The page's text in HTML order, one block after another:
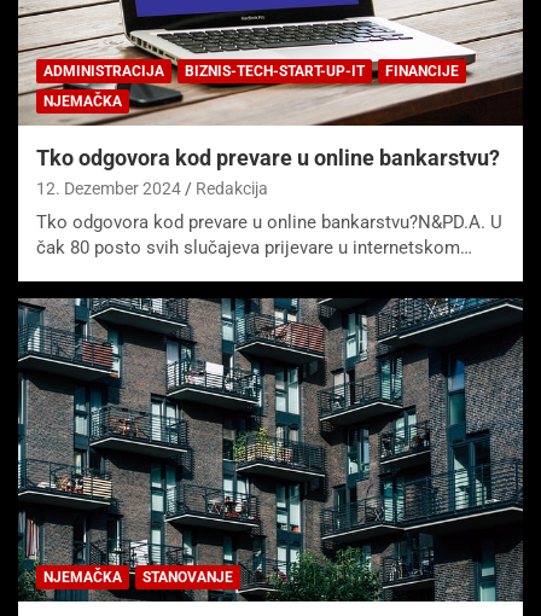
ADMINISTRACIJA BIZNIS-TECH-START-UP-IT
FINANCIJE
NJEMAČKA
Tko odgovora kod prevare u online bankarstvu?
12. Dezember 2024 Redakcija
Tko odgovora kod prevare u online bankarstvu?N&PD.A. U
čak 80 posto svih slučajeva prijevare u internetskom…
NJEMAČKA STANOVANJE